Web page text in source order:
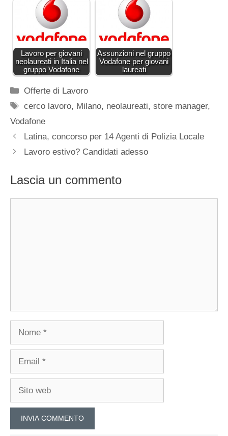
Lavoro per giovani
neolaureati in Italia nel
gruppo Vodafone
Assunzioni nel gruppo
Vodafone per giovani
laureati
Categorie
Offerte di Lavoro
Tag
cerco lavoro, Milano, neolaureati,store manager,
Vodafone
Latina, concorso per 14 Agenti di Polizia Locale
Lavoro estivo? Candidati adesso
Lascia un commento